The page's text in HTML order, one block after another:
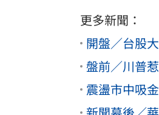
更多新聞：
開盤／台股
盤前／川普
震盪市中吸